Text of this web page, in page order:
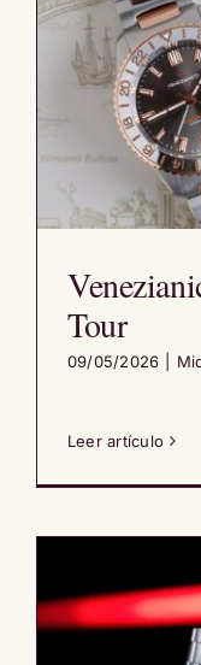
Tour
09/05/2026
Leer artículo